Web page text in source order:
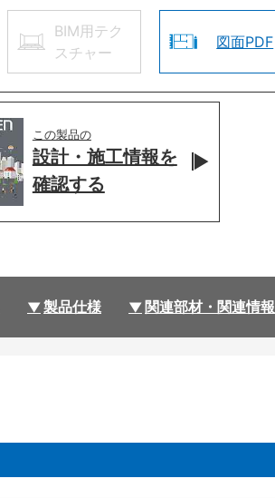
BIM用テク
スチャー
図面PDF
この製品の
設計・施工情報を
確認する
製品仕様 関連部材・関連情報